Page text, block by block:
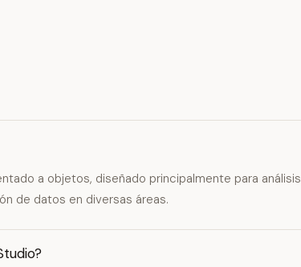
a objetos, diseñado principalmente para análisis
de datos en diversas áreas.